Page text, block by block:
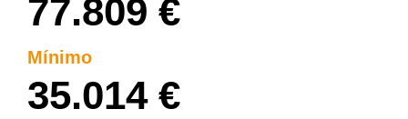
77.809 €
Mínimo
35.014 €